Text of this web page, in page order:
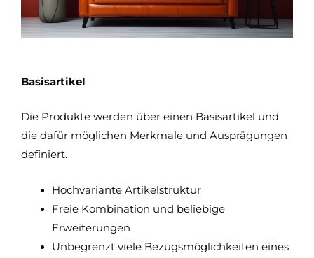
Basisartikel
Die Produkte werden über einen Basisartikel und
die dafür möglichen Merkmale und Ausprägungen
definiert.
Hochvariante Artikelstruktur
Freie Kombination und beliebige
Erweiterungen
Unbegrenzt viele Bezugsmöglichkeiten eines